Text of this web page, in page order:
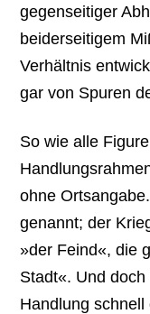
gegenseitiger
beiderseitigem
Verhältnis
gar von Spuren
So wie alle
ohne
genannt; der
»der Feind«, die
Stadt«. Und
Handlung